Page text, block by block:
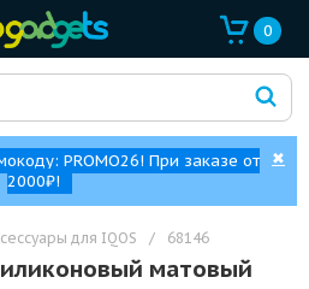
0
PROMO26! При заказе от
2000₽!
✖
для IQOS / 68146
матовый